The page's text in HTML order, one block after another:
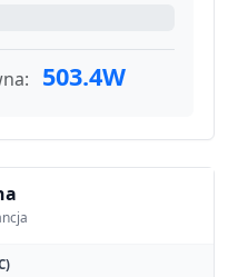
503.4W